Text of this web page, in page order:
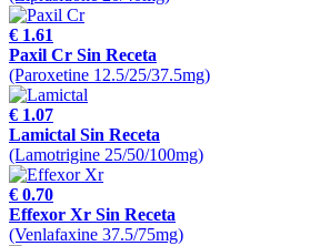
€ 1.61
Paxil Cr Sin Receta
(Paroxetine 12.5/25/37.5mg)
€ 1.07
Lamictal Sin Receta
(Lamotrigine 25/50/100mg)
€ 0.70
Effexor Xr Sin Receta
(Venlafaxine 37.5/75mg)